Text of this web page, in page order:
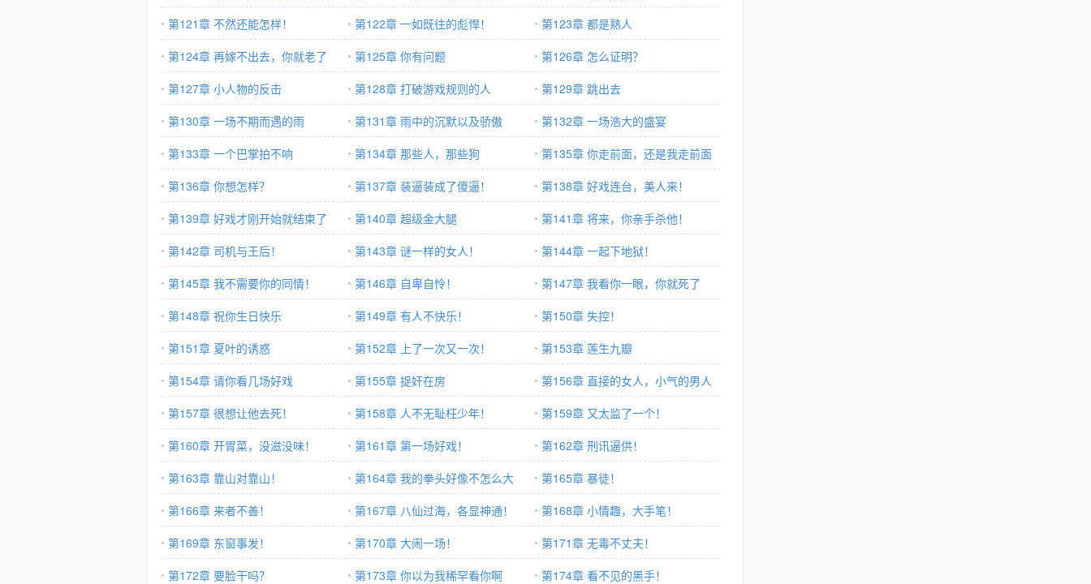
第121章 不然还能怎样！
第122章 一如既往的彪悍！
第123章 都是熟人
第124章 再嫁不出去，你就老了
第125章 你有问题
第126章 怎么证明？
第127章 小人物的反击
第128章 打破游戏规则的人
第129章 跳出去
第130章 一场不期而遇的雨
第131章 雨中的沉默以及骄傲
第132章 一场浩大的盛宴
第133章 一个巴掌拍不响
第134章 那些人，那些狗
第135章 你走前面，还是我走前面
第136章 你想怎样？
第137章 装逼装成了傻逼！
第138章 好戏连台，美人来！
第139章 好戏才刚开始就结束了
第140章 超级金大腿
第141章 将来，你亲手杀他！
第142章 司机与王后！
第143章 谜一样的女人！
第144章 一起下地狱！
第145章 我不需要你的同情！
第146章 自卑自怜！
第147章 我看你一眼，你就死了
第148章 祝你生日快乐
第149章 有人不快乐！
第150章 失控！
第151章 夏叶的诱惑
第152章 上了一次又一次！
第153章 莲生九瓣
第154章 请你看几场好戏
第155章 捉奸在房
第156章 直接的女人，小气的男人
第157章 很想让他去死！
第158章 人不无耻枉少年！
第159章 又太监了一个！
第160章 开胃菜，没滋没味！
第161章 第一场好戏！
第162章 刑讯逼供！
第163章 靠山对靠山！
第164章 我的拳头好像不怎么大
第165章 暴徒！
第166章 来者不善！
第167章 八仙过海，各显神通！
第168章 小情趣，大手笔！
第169章 东窗事发！
第170章 大闹一场！
第171章 无毒不丈夫！
第172章 要脸干吗？
第173章 你以为我稀罕看你啊
第174章 看不见的黑手！